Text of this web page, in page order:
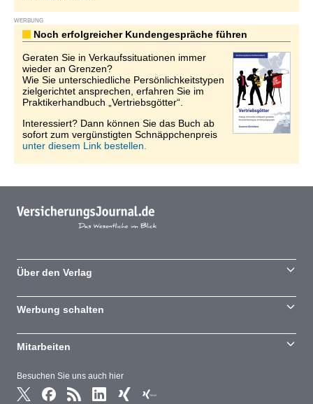
WERBUNG
Noch erfolgreicher Kundengespräche führen
Geraten Sie in Verkaufssituationen immer
wieder an Grenzen?
Wie Sie unterschiedliche Persönlichkeitstypen
zielgerichtet ansprechen, erfahren Sie im
Praktikerhandbuch „Vertriebsgötter“.
Interessiert? Dann können Sie das Buch ab
sofort zum vergünstigten Schnäppchenpreis
unter diesem Link bestellen.
Besuchen Sie uns auch hier
Über den Verlag
Werbung schalten
Mitarbeiten